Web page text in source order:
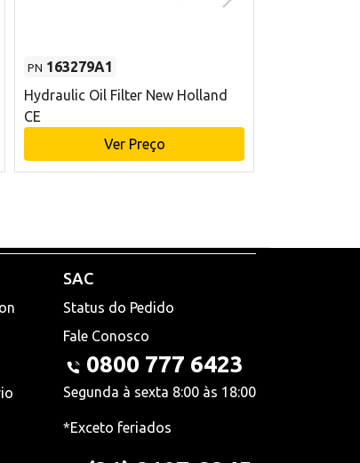
PN 163279A1
Hydraulic Oil Filter New Holland
CE
Ver Preço
SAC
Status do Pedido
Fale Conosco
0800 777 6423
Segunda à sexta 8:00 às 18:00
*Exceto feriados